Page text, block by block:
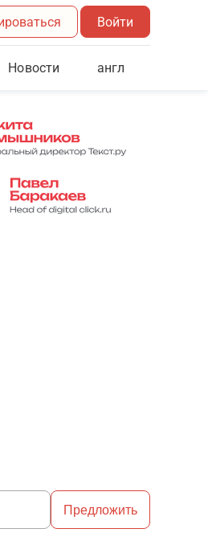
Войти
Новости англ
Предложить